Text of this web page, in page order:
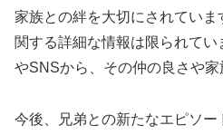
家族との絆を大切にされていま
関する詳細な情報は限られて
やSNSから、その仲の良さや家
今後、兄弟との新たなエピソ